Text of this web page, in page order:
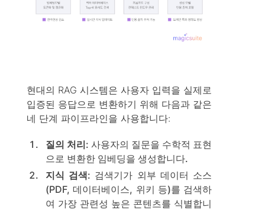
현대의 RAG 시스템은 사용자 입력을 실제로
입증된 응답으로 변환하기 위해 다음과 같은
네 단계 파이프라인을 사용합니다:
질의 처리: 사용자의 질문을 수학적 표현
으로 변환한 임베딩을 생성합니다.
지식 검색: 검색기가 외부 데이터 소스
(PDF, 데이터베이스, 위키 등)를 검색하
여 가장 관련성 높은 콘텐츠를 식별합니